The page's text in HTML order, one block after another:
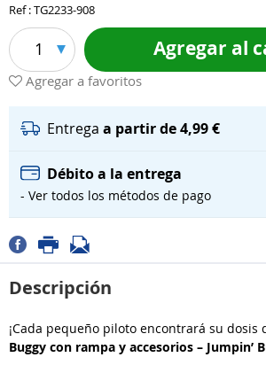
Ref : TG2233-908
1 Agregar al
Agregar a favoritos
Entrega a partir de 4,99 €
Débito a la entrega
- Ver todos los métodos de pago
Descripción
¡Cada pequeño piloto encontrará su dosis
Buggy con rampa y accesorios – Jumpin’